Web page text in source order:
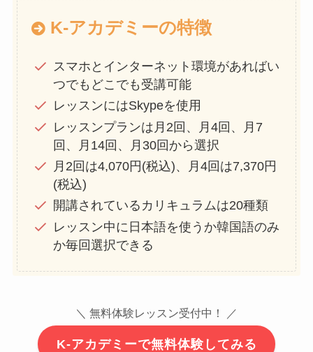
K-アカデミーの特徴
スマホとインターネット環境があればい
つでもどこでも受講可能
レッスンにはSkypeを使用
レッスンプランは月2回、月4回、月7
回、月14回、月30回から選択
月2回は4,070円(税込)、月4回は7,370円
(税込)
開講されているカリキュラムは20種類
レッスン中に日本語を使うか韓国語のみ
か毎回選択できる
＼ 無料体験レッスン受付中！ ／
K-アカデミーで無料体験してみる